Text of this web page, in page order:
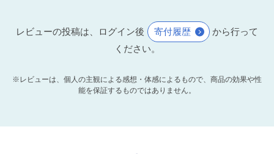
レビューの投稿は、ログイン後 寄付履歴
から行って
ください。
※レビューは、個人の主観による感想・体感によるもので、商品の効果や性
能を保証するものではありません。